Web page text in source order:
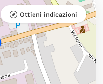
Ottieni indicazioni